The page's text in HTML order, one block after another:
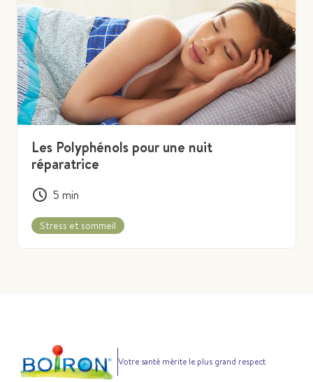
Les Polyphénols pour une nuit
réparatrice
5 min
Stress et sommeil
Votre santé mérite le plus grand respect